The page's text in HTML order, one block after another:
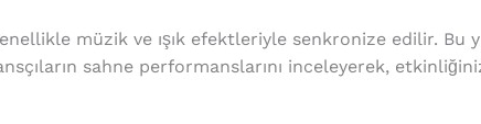
müzik ve ışık efektleriyle senkronize edilir. Bu
sahne performanslarını inceleyerek,